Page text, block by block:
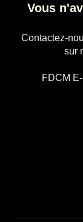
Vous
Contactez-
sur
FDCM